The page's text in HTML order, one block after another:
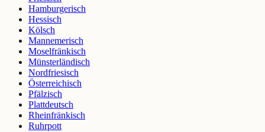
Hamburgerisch
Hessisch
Kölsch
Mannemerisch
Moselfränkisch
Münsterländisch
Nordfriesisch
Österreichisch
Pfälzisch
Plattdeutsch
Rheinfränkisch
Ruhrpott